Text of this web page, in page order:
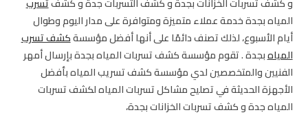
و كشف تسربات الخزانات بجدة و كشف التسربات جدة و كشفتسرب
المياه بجدة خدمة عملاء متميزة ومتوافرة على مدار اليوم وطوال
أيام الأسبوع، لذلك تصنف دائمًا على أنها أفضل مؤسسةكشف تسرب
المياهبجدة . تقوم مؤسسة كشف تسربات المياه بجدة بإرسال أمهر
الفنيين والمتخصصين لدي مؤسسة كشف تسريب المياه بأفضل
الأجهزة الحديثة في تصليح مشاكل تسربات المياه لكشف تسربات
المياه جدة و كشف تسربات الخزانات بجدة،